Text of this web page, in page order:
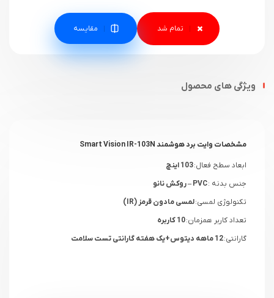
مقایسه
ویژگی های محصول
مشخصات وایت برد هوشمند Smart Vision IR-103N
ابعاد سطح فعال:103 اینچ
جنس بدنه :
تکنولوژی لمسی:لمسی مادون قرمز (IR)
تعداد کاربر همزمان:
گارانتی: